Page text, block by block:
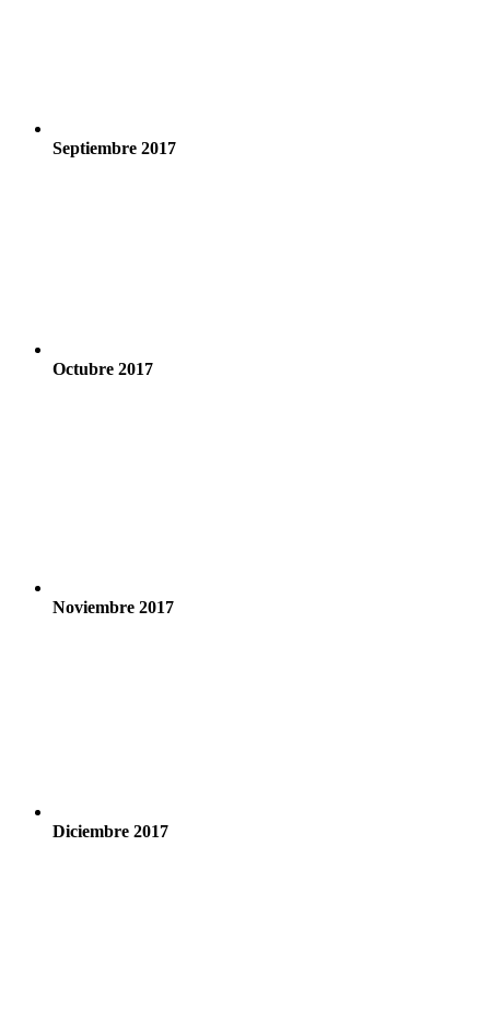
Septiembre 2017
Octubre 2017
Noviembre 2017
Diciembre 2017